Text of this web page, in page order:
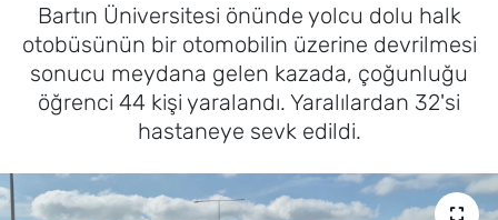
Bartın Üniversitesi önünde yolcu dolu halk
otobüsünün bir otomobilin üzerine devrilmesi
sonucu meydana gelen kazada, çoğunluğu
öğrenci 44 kişi yaralandı. Yaralılardan 32'si
hastaneye sevk edildi.